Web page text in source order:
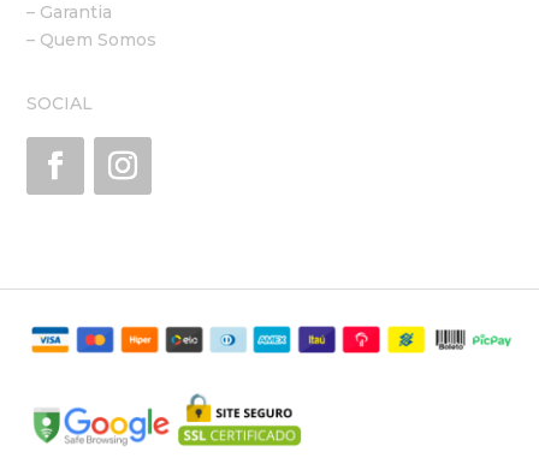
– Garantia
– Quem Somos
SOCIAL